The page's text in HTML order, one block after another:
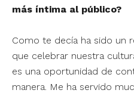
más íntima al público?
Como te decía ha sido un
que celebrar nuestra
es una oportunidad de
manera. Me ha servido